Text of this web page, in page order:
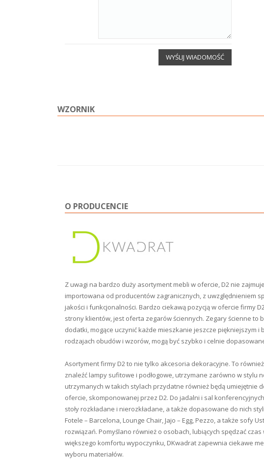
WYŚLIJ WIADOMOŚĆ
WZORNIK
O PRODUCENCIE
Z uwagi na bardzo duży asortyment mebli w ofercie, D2 nie
importowana od producentów zagranicznych, z uwzględnieniem
jakości i funkcjonalności. Bardzo ciekawą pozycją w ofercie firmy
strony klientów, jest oferta zegarów ściennych. Zegary ścienne to
dodatki, mogące uczynić każde mieszkanie jeszcze piękniejszym
rodzajach obudów i wzorów, mogą być szybko i celnie
Asortyment firmy D2 to nie tylko akcesoria dekoracyjne. To
znaleźć lampy sufitowe i podłogowe, utrzymane zarówno w stylu
utrzymanych w takich stylach przydatne również będą umiejętnie
ofercie, skomponowanej przez D2. Do jadalni i sal
stoły rozkładane i nierozkładane, a także dopasowane do nich
Fotele – Barcelona, Lounge Chair, Jajo – Egg, Pezzo, a także sofy
rozwiązań. Pomyślano również o osobach, lubiących spędzać
większego komfortu wypoczynku, DKwadrat zapewnia ciekawe
wyboru materiałów.